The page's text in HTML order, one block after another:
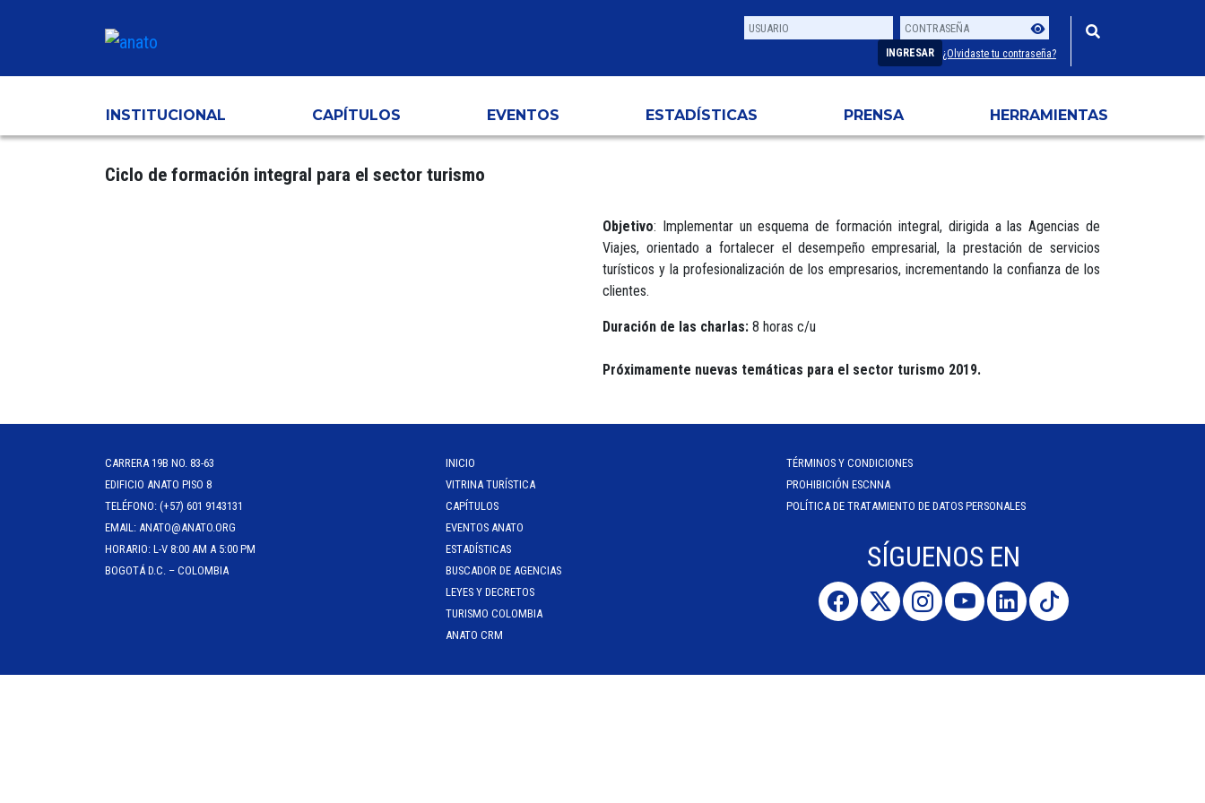
Usuario
Contraseña
INGRESAR ¿Olvidaste tu contraseña?
INSTITUCIONAL CAPÍTULOS EVENTOS ESTADÍSTICAS PRENSA HERRAMIENTAS
Ciclo de formación integral para el sector turismo
Objetivo: Implementar un esquema de formación integral, dirigida a las Agencias de
Viajes, orientado a fortalecer el desempeño empresarial, la prestación de servicios
turísticos y la profesionalización de los empresarios, incrementando la confianza de los
clientes.
Duración de las charlas: 8 horas c/u
Próximamente nuevas temáticas para el sector turismo 2019.
CARRERA 19B NO. 83-63
EDIFICIO ANATO PISO 8
TELÉFONO: (+57) 601 9143131
EMAIL: ANATO@ANATO.ORG
HORARIO: L-V 8:00 AM A 5:00 PM
BOGOTÁ D.C. – COLOMBIA
INICIO
VITRINA TURÍSTICA
CAPÍTULOS
EVENTOS ANATO
ESTADÍSTICAS
BUSCADOR DE AGENCIAS
LEYES Y DECRETOS
TURISMO COLOMBIA
ANATO CRM
TÉRMINOS Y CONDICIONES
PROHIBICIÓN ESCNNA
POLÍTICA DE TRATAMIENTO DE DATOS PERSONALES
SÍGUENOS EN